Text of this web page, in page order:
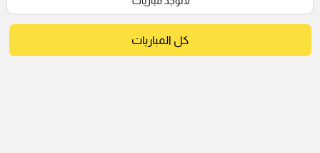
كل المباريات